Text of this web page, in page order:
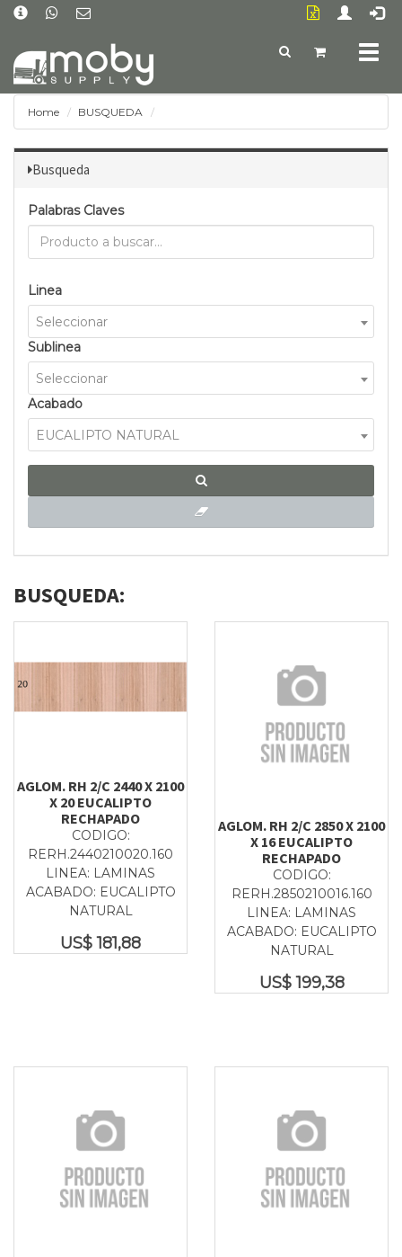
Home BUSQUEDA
Busqueda
Palabras Claves
Linea
Seleccionar
Sublinea
Seleccionar
Acabado
EUCALIPTO NATURAL
BUSQUEDA:
AGLOM. RH 2/C 2440 X 2100
X 20 EUCALIPTO
RECHAPADO
CODIGO:
RERH.2440210020.160
LINEA: LAMINAS
ACABADO: EUCALIPTO
NATURAL
US$181,88
AGLOM. RH 2/C 2850 X 2100
X 16 EUCALIPTO
RECHAPADO
CODIGO:
RERH.2850210016.160
LINEA: LAMINAS
ACABADO: EUCALIPTO
NATURAL
US$199,38